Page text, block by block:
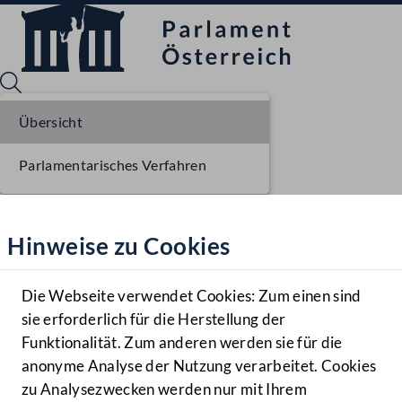
Hilfe
Benutzer
Navigationsmenü öffnen
MENÜ
Hinweise zu Cookies
Die Webseite verwendet Cookies: Zum einen sind
sie erforderlich für die Herstellung der
Funktionalität. Zum anderen werden sie für die
anonyme Analyse der Nutzung verarbeitet. Cookies
zu Analysezwecken werden nur mit Ihrem
Übersicht
Parlamentarisches Verfahren